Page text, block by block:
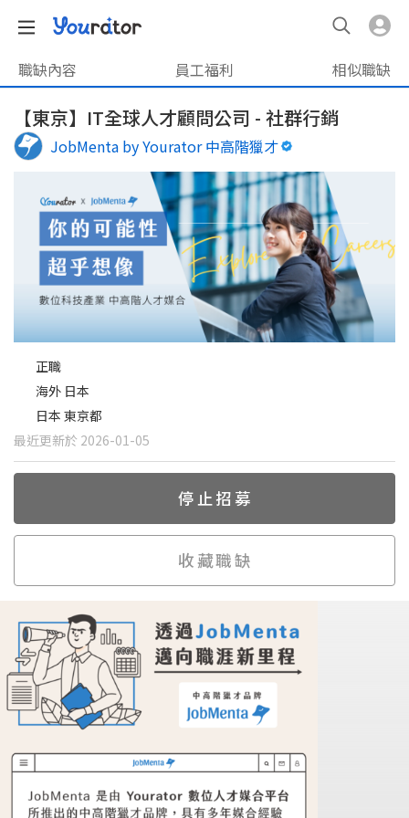
職缺內容 員工福利 相似職缺
【東京】IT全球人才顧問公司 - 社群行銷
JobMenta by Yourator 中高階獵才
正職
海外 日本
日本 東京都
最近更新於 2026-01-05
停止招募
收藏職缺